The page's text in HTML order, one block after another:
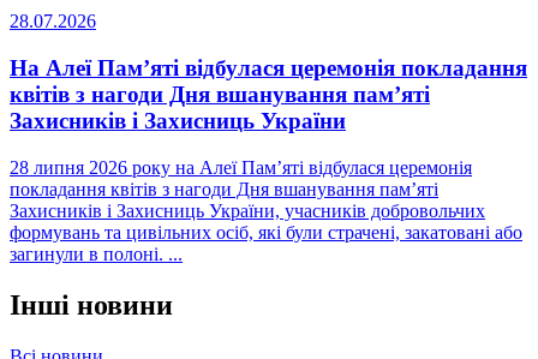
28.07.2026
На Алеї Пам’яті відбулася церемонія покладання
квітів з нагоди Дня вшанування пам’яті
Захисників і Захисниць України
28 липня 2026 року на Алеї Пам’яті відбулася церемонія
покладання квітів з нагоди Дня вшанування пам’яті
Захисників і Захисниць України, учасників добровольчих
формувань та цивільних осіб, які були страчені, закатовані або
загинули в полоні. ...
Інші новини